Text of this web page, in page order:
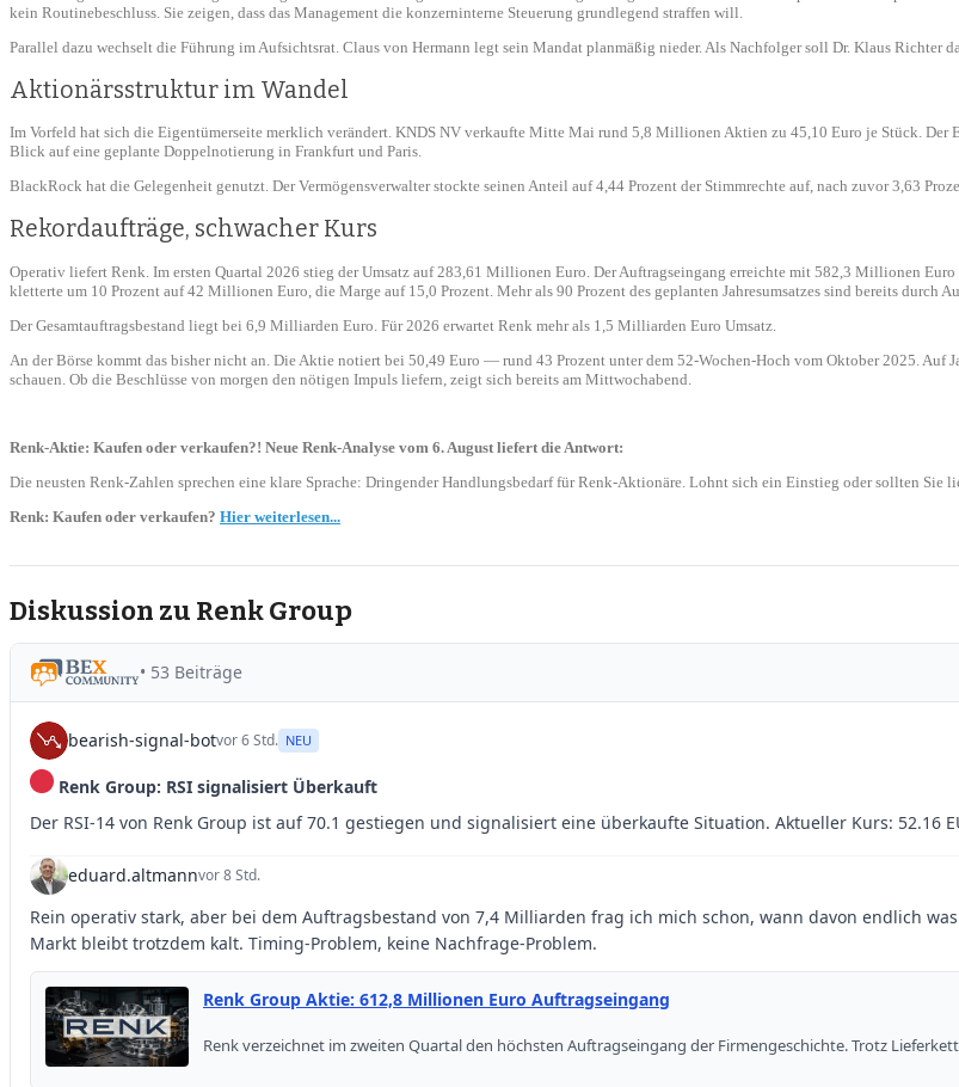
kein Routinebeschluss. Sie zeigen, dass das Management die konzerninterne Steuerung grundlegend straffen will.
Parallel dazu wechselt die Führung im Aufsichtsrat. Claus von Hermann legt sein Mandat planmäßig nieder. Als Nachfolger soll Dr. Klaus Richter
Aktionärsstruktur im Wandel
Im Vorfeld hat sich die Eigentümerseite merklich verändert. KNDS NV verkaufte Mitte Mai rund 5,8 Millionen Aktien zu 45,10 Euro je Stück.
Blick auf eine geplante Doppelnotierung in Frankfurt und Paris.
BlackRock hat die Gelegenheit genutzt. Der Vermögensverwalter stockte seinen Anteil auf 4,44 Prozent der Stimmrechte auf, nach zuvor 3,63
Rekordaufträge, schwacher Kurs
Operativ liefert Renk. Im ersten Quartal 2026 stieg der Umsatz auf 283,61 Millionen Euro. Der Auftragseingang erreichte mit 582,3 Millionen
kletterte um 10 Prozent auf 42 Millionen Euro, die Marge auf 15,0 Prozent. Mehr als 90 Prozent des geplanten Jahresumsatzes sind bereits durch
Der Gesamtauftragsbestand liegt bei 6,9 Milliarden Euro. Für 2026 erwartet Renk mehr als 1,5 Milliarden Euro Umsatz.
An der Börse kommt das bisher nicht an. Die Aktie notiert bei 50,49 Euro — rund 43 Prozent unter dem 52-Wochen-Hoch vom Oktober 2025. Auf
schauen. Ob die Beschlüsse von morgen den nötigen Impuls liefern, zeigt sich bereits am Mittwochabend.
Renk-Aktie: Kaufen oder verkaufen?! Neue Renk-Analyse vom 6. August liefert die Antwort:
Die neusten Renk-Zahlen sprechen eine klare Sprache: Dringender Handlungsbedarf für Renk-Aktionäre. Lohnt sich ein Einstieg oder sollten Sie
Renk: Kaufen oder verkaufen? Hier weiterlesen...
Diskussion zu Renk Group